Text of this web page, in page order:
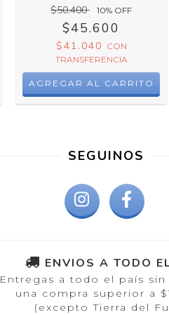
$50.400 10% OFF
$45.600
$41.040 CON
TRANSFERENCIA
SEGUINOS
ENVIOS A TODO
Entregas a todo el país
una compra superior a
(excepto Tierra del